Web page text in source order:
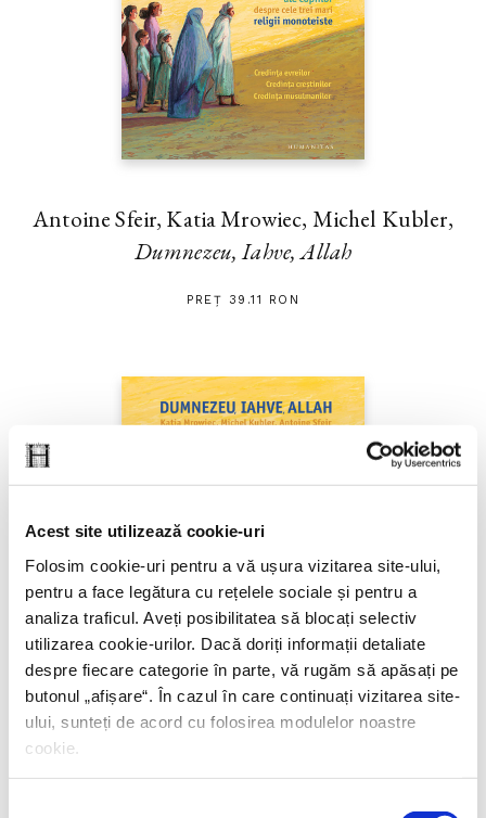
Acest site utilizează cookie-uri
Folosim cookie-uri pentru a vă ușura vizitarea site-ului,
pentru a face legătura cu rețelele sociale și pentru a
analiza traficul. Aveți posibilitatea să blocați selectiv
utilizarea cookie-urilor. Dacă doriți informații detaliate
despre fiecare categorie în parte, vă rugăm să apăsați pe
butonul „ afișare“. În cazul în care continuați vizitarea site-
ului, sunteți de acord cu folosirea modulelor noastre
cookie.
Antoine Sfeir, Katia Mrowiec, Michel Kubler,
Dumnezeu, Iahve, Allah
PREȚ 39.11 RON
Antoine Sfeir, Katia Mrowiec, Michel Kubler,
Dumnezeu, Iahve, Allah